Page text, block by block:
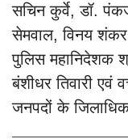
सचिन कुर्वे, डॉ.
सेमवाल, विनय
पुलिस महानिदेशक
बंशीधर तिवारी एवं
जनपदों के